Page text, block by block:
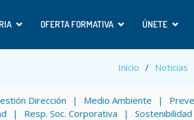
OFERTA FORMATIVA ÚNETE
Inicio Noticias
Dirección Medio Ambiente
Resp. Soc. Corporativa Sostenibilidad